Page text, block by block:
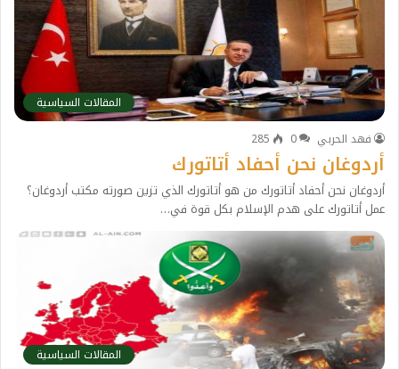
المقالات السياسية
فهد الحربي
0
285
أردوغان نحن أحفاد أتاتورك
أردوغان نحن أحفاد أتاتورك من هو أتاتورك الذي تزين صورته مكتب أردوغان؟
عمل أتاتورك على هدم الإسلام بكل قوة في…
المقالات السياسية